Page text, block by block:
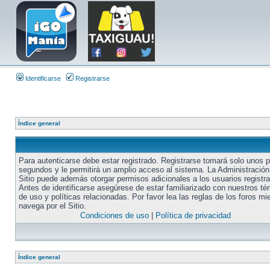
Identificarse Registrarse
Índice general
Para autenticarse debe estar registrado. Registrarse tomará solo unos
segundos y le permitirá un amplio acceso al sistema. La
Sitio puede además otorgar permisos adicionales a los usuarios
Antes de identificarse asegúrese de estar familiarizado con nuestros
de uso y políticas relacionadas. Por favor lea las reglas de los foros
navega por el Sitio.
Condiciones de uso| Política de privacidad
Índice general